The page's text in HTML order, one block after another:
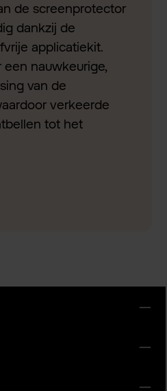
de screenprotector
dankzij de
applicatiekit.
een nauwkeurige,
van de
verkeerde
tot het